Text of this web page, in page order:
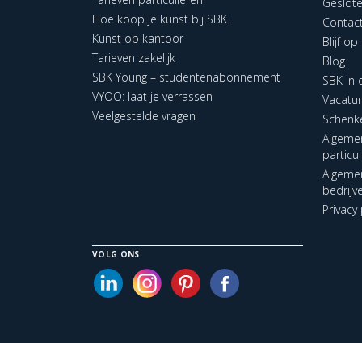
Hoe koop je kunst bij SBK
Kunst op kantoor
Tarieven zakelijk
SBK Young – studentenabonnement
VYOO: laat je verrassen
Veelgestelde vragen
Blijf op
Blog
SBK in
VOLG ONS